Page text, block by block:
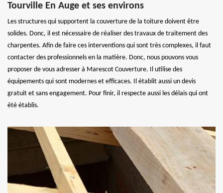
Tourville En Auge et ses environs
Les structures qui supportent la couverture de la toiture doivent être
solides. Donc, il est nécessaire de réaliser des travaux de traitement des
charpentes. Afin de faire ces interventions qui sont très complexes, il faut
contacter des professionnels en la matière. Donc, nous pouvons vous
proposer de vous adresser à Marescot Couverture. Il utilise des
équipements qui sont modernes et efficaces. Il établit aussi un devis
gratuit et sans engagement. Pour finir, il respecte aussi les délais qui ont
été établis.